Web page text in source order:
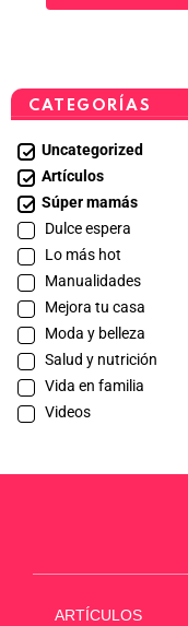
CATEGORÍAS
Uncategorized
Artículos
Súper mamás
Dulce espera
Lo más hot
Manualidades
Mejora tu casa
Moda y belleza
Salud y nutrición
Vida en familia
Videos
ARTÍCULOS